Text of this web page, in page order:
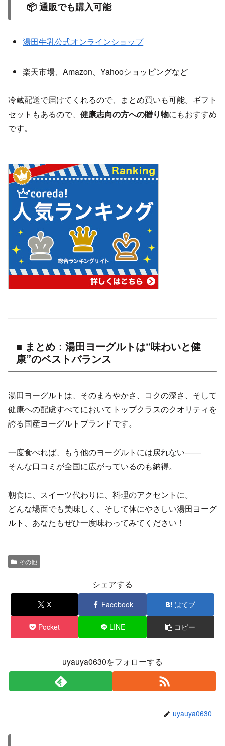
📦 通販でも購入可能
湯田牛乳公式オンラインショップ
楽天市場、Amazon、Yahooショッピングなど
冷蔵配送で届けてくれるので、まとめ買いも可能。ギフト
セットもあるので、 健康志向の方への贈り物にもおすすめ
です。
■ まとめ：湯田ヨーグルトは“味わいと健
康”のベストバランス
湯田ヨーグルトは、そのまろやかさ、コクの深さ、そして
健康への配慮すべてにおいてトップクラスのクオリティを
誇る国産ヨーグルトブランドです。
一度食べれば、もう他のヨーグルトには戻れない――
そんな口コミが全国に広がっているのも納得。
朝食に、スイーツ代わりに、料理のアクセントに。
どんな場面でも美味しく、そして体にやさしい湯田ヨーグ
ルト、あなたもぜひ一度味わってみてください！
その他
シェアする
X Facebook はてブ
Pocket LINE コピー
uyauya0630をフォローする
uyauya0630